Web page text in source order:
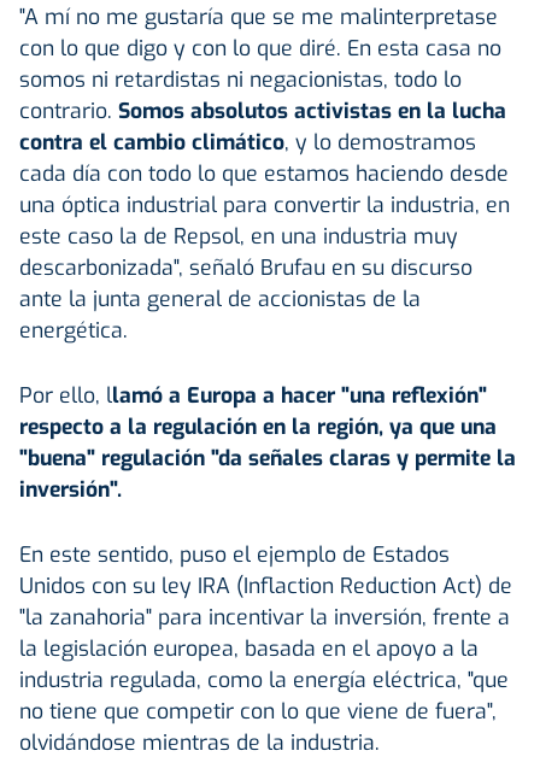
"A mí no me gustaría que se me malinterpretase
con lo que digo y con lo que diré. En esta casa no
somos ni retardistas ni negacionistas, todo lo
contrario. Somos absolutos activistas en la lucha
contra el cambio climático, y lo demostramos
cada día con todo lo que estamos haciendo desde
una óptica industrial para convertir la industria, en
este caso la de Repsol, en una industria muy
descarbonizada", señaló Brufau en su discurso
ante la junta general de accionistas de la
energética.
Por ello, llamó a Europa a hacer "una reflexión"
respecto a la regulación en la región, ya que una
"buena" regulación "da señales claras y permite la
inversión".
En este sentido, puso el ejemplo de Estados
Unidos con su ley IRA (Inflaction Reduction Act) de
"la zanahoria" para incentivar la inversión, frente a
la legislación europea, basada en el apoyo a la
industria regulada, como la energía eléctrica, "que
no tiene que competir con lo que viene de fuera",
olvidándose mientras de la industria.